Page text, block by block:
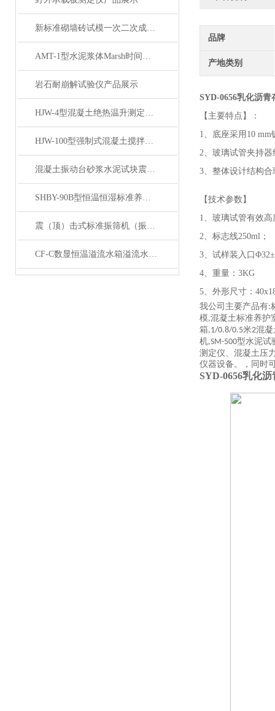
新标准砌墙砖试模一次二次成型试样制备模具产品展示
AMT-1型水泥浆体Marsh时间自动测定仪产品展示
岩石耐崩解试验仪产品展示
HJW-4型混凝土绝热温升测定仪产品展示
HJW-100型强制式混凝土搅拌机产品展示
混凝土振动台砂浆水泥试块震动平台产品展示
SHBY-90B型恒温恒湿标准养护箱 产品展示
震（顶）击式标准振筛机（振摆仪）产品展示
CF-C数显恒温溢流水箱溢流水槽展示
品牌
产地类别
SYD-0656乳化沥
【主要特点】：
1、底座采用10
2、玻璃试管夹持
3、整体设计结构
【技术参数】
1、玻璃试管有效高
2、标志线250ml；
3、试样装入口
4、重量：3KG
5、外形尺寸：
我公司主要产品有:
模,混凝土标准养护
箱,1/0.8/0.5米2混凝
机,SM-500型水泥试
测定仪、混凝土压
仪器设备。，同时
SYD-0656乳化